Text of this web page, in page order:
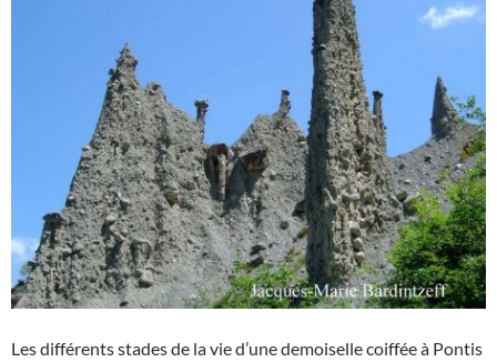
Les différents stades de la vie d’une demoiselle coiffée à Pontis